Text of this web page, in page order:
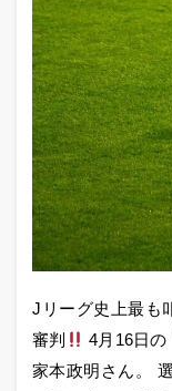
Jリーグ史上最も
審判
4月16日の
家本政明さん。